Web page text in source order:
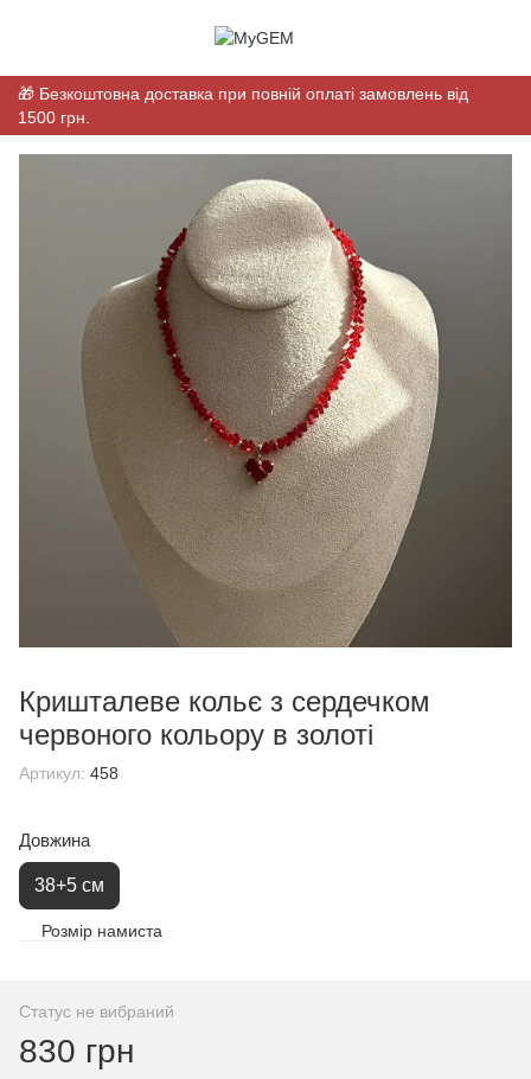
🎁 Безкоштовна доставка при повній оплаті замовлень від
1500 грн.
Кришталеве кольє з сердечком
червоного кольору в золоті
Артикул: 458
Довжина
38+5 см
Розмір намиста
Статус не вибраний
830 грн